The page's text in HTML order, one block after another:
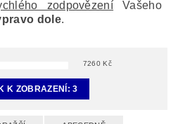
zodpovězení Vašeho
dole.
7260 Kč
K ZOBRAZENÍ:3